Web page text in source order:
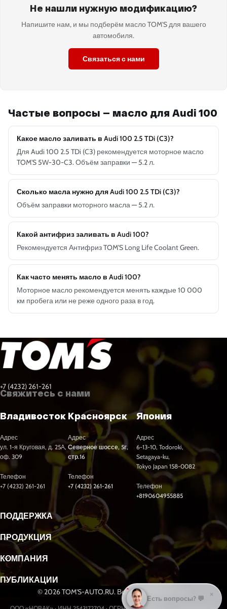
Не нашли нужную модификацию?
Напишите нам, и мы подберём масло TOM'S для вашего
автомобиля.
Связаться с нами
Частые вопросы — масло для Audi 100
Какое масло заливать в Audi 100 2.5 TDi (C3)?
Для Audi 100 2.5 TDi (C3) рекомендуется моторное масло
TOM'S 5W-30-C3. Объём заправки — 5.2 л.
Сколько масла нужно для Audi 100 2.5 TDi (C3)?
Объём заправки моторного масла — 5.2 л.
Какой антифриз заливать в Audi 100?
Рекомендуется Антифриз TOM'S Long Life Coolant Green.
Как часто менять масло в Audi 100?
Моторное масло рекомендуется менять каждые 10 000
км пробега или не реже одного раза в год.
+7 (4232) 261-261
Свяжитесь с нами
Владивосток
Адрес
ул. 1-я Круговая, д. 25А,
оф. 309
Телефон
+7 (4232) 261-261
Красноярск
Адрес
Северное шоссе, 5г,
стр.16
Телефон
+7 (4232) 261-261
Япония
Адрес
6-13-10, Todoroki,
Setagaya-ku,
Tokyo Japan 158-0082
Телефон
+8190604955885
ПОДДЕРЖКА
ПРОДУКЦИЯ
КОМПАНИЯ
ПУБЛИКАЦИИ
© 2026 TOM'S-AUTO.RU. Все права защищены.
Подобрать масло? 🛢️ ×